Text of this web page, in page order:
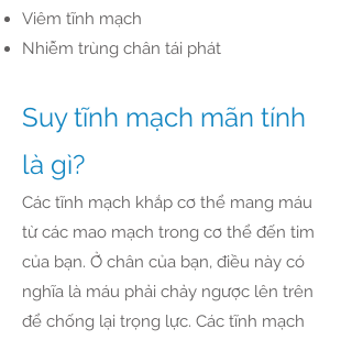
Viêm tĩnh mạch
Nhiễm trùng chân tái phát
Suy tĩnh mạch mãn tính
là gì?
Các tĩnh mạch khắp cơ thể mang máu
từ các mao mạch trong cơ thể đến tim
của bạn. Ở chân của bạn, điều này có
nghĩa là máu phải chảy ngược lên trên
để chống lại trọng lực. Các tĩnh mạch